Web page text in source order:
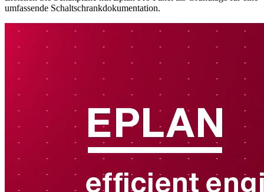
umfassende Schaltschrankdokumentation.